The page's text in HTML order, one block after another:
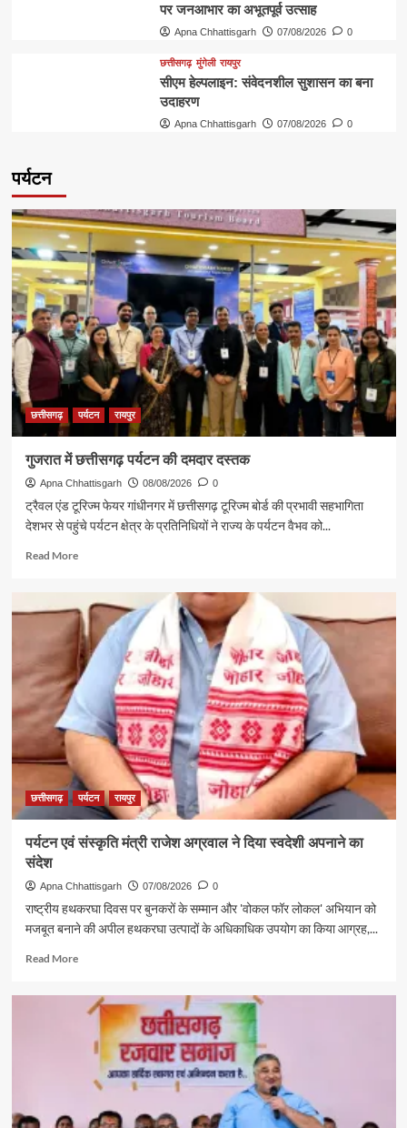
पर जनआभार का अभूतपूर्व उत्साह
Apna Chhattisgarh 07/08/2026 0
छत्तीसगढ़ मुंगेली रायपुर
सीएम हेल्पलाइन: संवेदनशील सुशासन का बना
उदाहरण
Apna Chhattisgarh 07/08/2026 0
पर्यटन
छत्तीसगढ़ पर्यटन रायपुर
गुजरात में छत्तीसगढ़ पर्यटन की दमदार दस्तक
Apna Chhattisgarh 08/08/2026 0
ट्रैवल एंड टूरिज्म फेयर गांधीनगर में छत्तीसगढ़ टूरिज्म बोर्ड की प्रभावी सहभागिता
देशभर से पहुंचे पर्यटन क्षेत्र के प्रतिनिधियों ने राज्य के पर्यटन वैभव को...
Read MoreRead
गुजरात
में
छत्तीसगढ़
पर्यटन
की
दमदार
दस्तक
छत्तीसगढ़ पर्यटन रायपुर
पर्यटन एवं संस्कृति मंत्री राजेश अग्रवाल ने दिया स्वदेशी अपनाने का
संदेश
Apna Chhattisgarh 07/08/2026 0
राष्ट्रीय हथकरघा दिवस पर बुनकरों के सम्मान और 'वोकल फॉर लोकल' अभियान को
मजबूत बनाने की अपील हथकरघा उत्पादों के अधिकाधिक उपयोग का किया आग्रह,...
Read MoreRead
पर्यटन
संस्कृति
राजेश
अग्रवाल